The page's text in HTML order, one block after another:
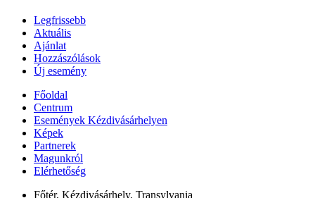
Legfrissebb
Aktuális
Ajánlat
Hozzászólások
Új esemény
Főoldal
Centrum
Események Kézdivásárhelyen
Képek
Partnerek
Magunkról
Elérhetőség
Főtér, Kézdivásárhely, Transylvania